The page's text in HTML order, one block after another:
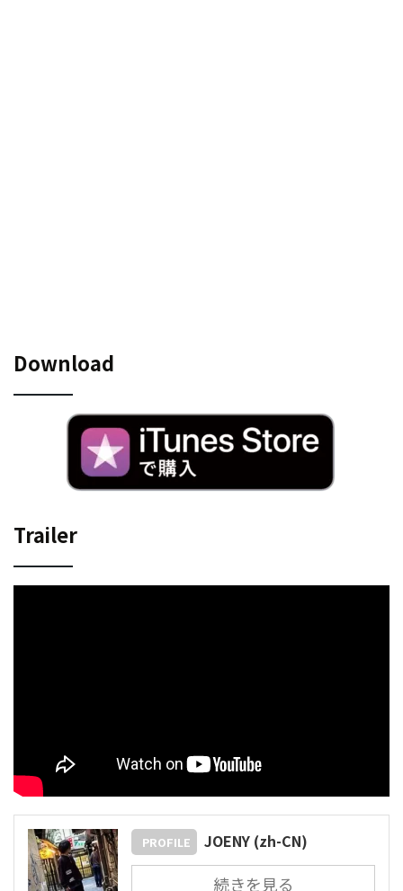
Download
Trailer
PROFILE JOENY (zh-CN)
続きを見る